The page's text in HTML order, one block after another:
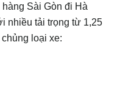
Sài Gòn đi Hà
nhiều tải trọng từ 1,25
loại xe: